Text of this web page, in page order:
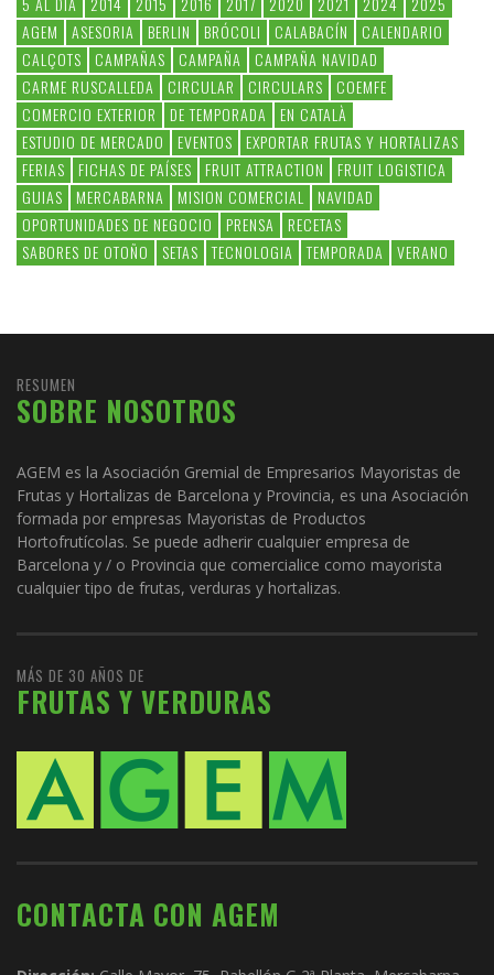
AGEM
ASESORIA BERLIN BRÓCOLI CALABACÍN
CALENDARIO
CALÇOTS
CAMPAÑAS CAMPAÑA
CAMPAÑA NAVIDAD
CARME RUSCALLEDA
CIRCULAR CIRCULARS
COEMFE
COMERCIO EXTERIOR
DE TEMPORADA
EN CATALÀ
ESTUDIO DE MERCADO
EVENTOS
EXPORTAR FRUTAS Y HORTALIZAS
FERIAS
FICHAS DE PAÍSES FRUIT ATTRACTION
FRUIT LOGISTICA
GUIAS
MERCABARNA MISION COMERCIAL
NAVIDAD
OPORTUNIDADES DE NEGOCIO
PRENSA
RECETAS
SABORES DE OTOÑO
SETAS TECNOLOGIA TEMPORADA VERANO
RESUMEN
SOBRE NOSOTROS
AGEM es la Asociación Gremial de Empresarios Mayoristas de
Frutas y Hortalizas de Barcelona y Provincia, es una Asociación
formada por empresas Mayoristas de Productos
Hortofrutícolas. Se puede adherir cualquier empresa de
Barcelona y / o Provincia que comercialice como mayorista
cualquier tipo de frutas, verduras y hortalizas.
MÁS DE 30 AÑOS DE
FRUTAS Y VERDURAS
CONTACTA CON AGEM